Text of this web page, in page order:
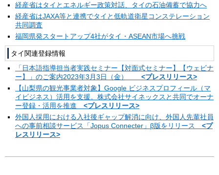
経産省はタイとエネルギー政策対話、タイの石油備蓄で協力へ
経産省はJAXA等と連携でタイと低軌道衛星コンステレーション
共同調査
福岡県発スタートアップ4社がタイ・ASEAN市場へ挑戦
タイ関連登録情報
「日本語指導担当者実践セミナー【対面式セミナー】【ウェビナ
ー】」のご案内2023年3月3日（金） <プレスリリース>
【山梨県の観光事業者対象】Google ビジネスプロフィール（マ
イビジネス）活用を支援。株式会社サイネックスと共同でオーナ
ー登録・活用を推進 <プレスリリース>
外国人採用における入社後ギャップ解消に向け、外国人先輩社員
への事前相談サービス「Jopus Connecter」β版をリリース <プ
レスリリース>